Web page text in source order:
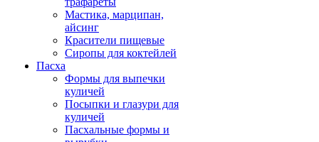
Мастика, марципан,
айсинг
Красители пищевые
Сиропы для коктейлей
Пасха
Формы для выпечки
куличей
Посыпки и глазури для
куличей
Пасхальные формы и